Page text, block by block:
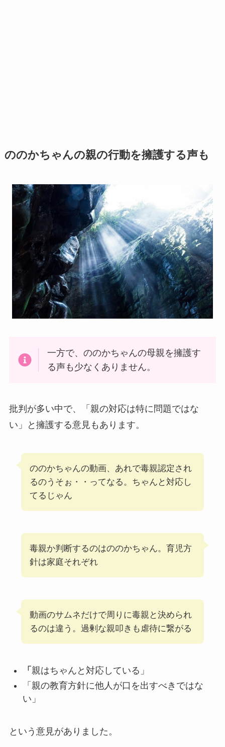
ののかちゃんの親の行動を擁護する声も
一方で、ののかちゃんの母親を擁護す
る声も少なくありません。
批判が多い中で、「親の対応は特に問題ではな
い」と擁護する意見もあります。
ののかちゃんの動画、あれで毒親認定され
るのうそぉ・・ってなる。ちゃんと対応し
てるじゃん
毒親か判断するのはののかちゃん。育児方
針は家庭それぞれ
動画のサムネだけで周りに毒親と決められ
るのは違う。過剰な親叩きも虐待に繋がる
「 親はちゃんと対応している」
「親の教育方針に他人が口を出すべきではな
い」
という意見がありました。